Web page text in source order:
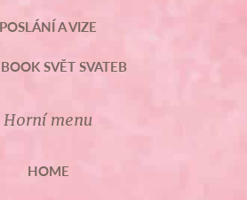
POSLÁNÍ A VIZE
SVĚT SVATEB
Horní menu
HOME